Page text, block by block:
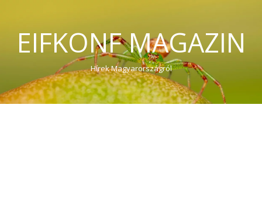
EIFKONF MAGAZIN
Hírek Magyarországról